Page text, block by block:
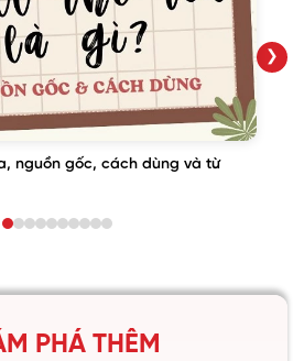
nguồn gốc, cách dùng và từ
❯
PHÁ THÊM